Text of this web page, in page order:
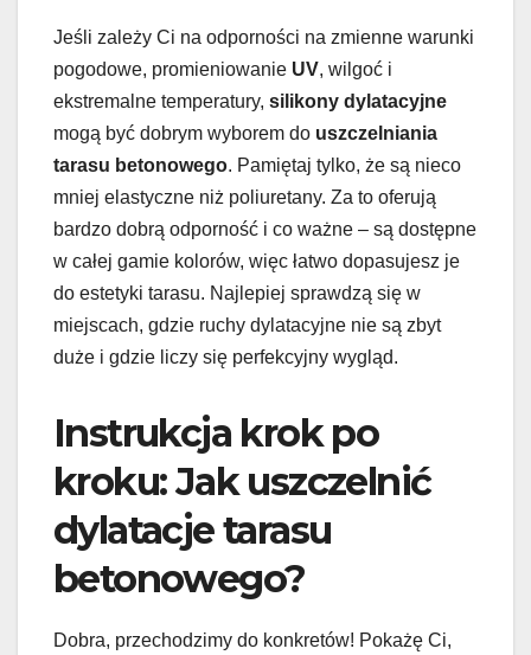
Jeśli zależy Ci na odporności na zmienne warunki
pogodowe, promieniowanie UV, wilgoć i
ekstremalne temperatury, silikony dylatacyjne
mogą być dobrym wyborem do uszczelniania
tarasu betonowego. Pamiętaj tylko, że są nieco
mniej elastyczne niż poliuretany. Za to oferują
bardzo dobrą odporność i co ważne – są dostępne
w całej gamie kolorów, więc łatwo dopasujesz je
do estetyki tarasu. Najlepiej sprawdzą się w
miejscach, gdzie ruchy dylatacyjne nie są zbyt
duże i gdzie liczy się perfekcyjny wygląd.
Instrukcja krok po
kroku: Jak uszczelnić
dylatacje tarasu
betonowego?
Dobra, przechodzimy do konkretów! Pokażę Ci,